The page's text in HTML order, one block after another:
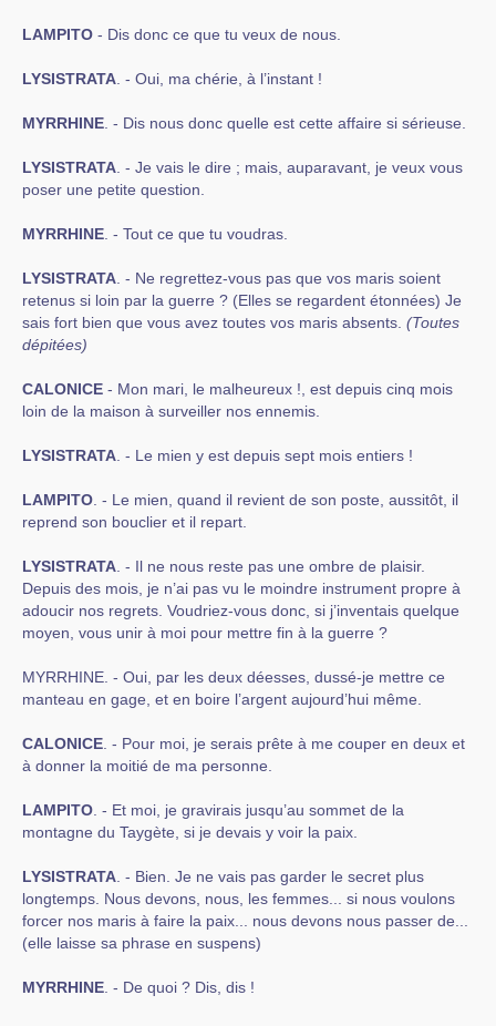
LAMPITO - Dis donc ce que tu veux de nous.
LYSISTRATA . - Oui, ma chérie, à l’instant !
MYRRHINE . - Dis nous donc quelle est cette affaire si sérieuse.
LYSISTRATA . - Je vais le dire ; mais, auparavant, je veux vous
poser une petite question.
MYRRHINE . - Tout ce que tu voudras.
LYSISTRATA . - Ne regrettez-vous pas que vos maris soient
retenus si loin par la guerre ? (Elles se regardent étonnées) Je
sais fort bien que vous avez toutes vos maris absents. (Toutes
dépitées)
CALONICE - Mon mari, le malheureux !, est depuis cinq mois
loin de la maison à surveiller nos ennemis.
LYSISTRATA . - Le mien y est depuis sept mois entiers !
LAMPITO . - Le mien, quand il revient de son poste, aussitôt, il
reprend son bouclier et il repart.
LYSISTRATA . - Il ne nous reste pas une ombre de plaisir.
Depuis des mois, je n’ai pas vu le moindre instrument propre à
adoucir nos regrets. Voudriez-vous donc, si j’inventais quelque
moyen, vous unir à moi pour mettre fin à la guerre ?
MYRRHINE. - Oui, par les deux déesses, dussé-je mettre ce
manteau en gage, et en boire l’argent aujourd’hui même.
CALONICE . - Pour moi, je serais prête à me couper en deux et
à donner la moitié de ma personne.
LAMPITO . - Et moi, je gravirais jusqu’au sommet de la
montagne du Taygète, si je devais y voir la paix.
LYSISTRATA . - Bien. Je ne vais pas garder le secret plus
longtemps. Nous devons, nous, les femmes... si nous voulons
forcer nos maris à faire la paix... nous devons nous passer de...
(elle laisse sa phrase en suspens)
MYRRHINE . - De quoi ? Dis, dis !